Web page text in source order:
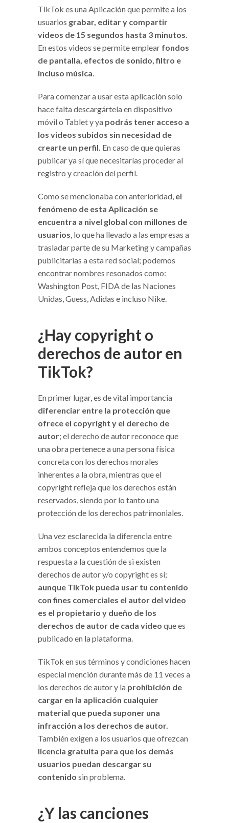
TikTok es una Aplicación que permite a los
usuarios grabar, editar y compartir
videos de 15 segundos hasta 3 minutos.
En estos videos se permite emplear fondos
de pantalla, efectos de sonido, filtro e
incluso música.
Para comenzar a usar esta aplicación solo
hace falta descargártela en dispositivo
móvil o Tablet y ya podrás tener acceso a
los videos subidos sin necesidad de
crearte un perfil. En caso de que quieras
publicar ya sí que necesitarías proceder al
registro y creación del perfil.
Como se mencionaba con anterioridad, el
fenómeno de esta Aplicación se
encuentra a nivel global con millones de
usuarios, lo que ha llevado a las empresas a
trasladar parte de su Marketing y campañas
publicitarias a esta red social; podemos
encontrar nombres resonados como:
Washington Post, FIDA de las Naciones
Unidas, Guess, Adidas e incluso Nike.
¿Hay copyright o
derechos de autor en
TikTok?
En primer lugar, es de vital importancia
diferenciar entre la protección que
ofrece el copyright y el derecho de
autor; el derecho de autor reconoce que
una obra pertenece a una persona física
concreta con los derechos morales
inherentes a la obra, mientras que el
copyright refleja que los derechos están
reservados, siendo por lo tanto una
protección de los derechos patrimoniales.
Una vez esclarecida la diferencia entre
ambos conceptos entendemos que la
respuesta a la cuestión de si existen
derechos de autor y/o copyright es sí;
aunque TikTok pueda usar tu contenido
con fines comerciales el autor del video
es el propietario y dueño de los
derechos de autor de cada video que es
publicado en la plataforma.
TikTok en sus términos y condiciones hacen
especial mención durante más de 11 veces a
los derechos de autor y la prohibición de
cargar en la aplicación cualquier
material que pueda suponer una
infracción a los derechos de autor.
También exigen a los usuarios que ofrezcan
licencia gratuita para que los demás
usuarios puedan descargar su
contenido sin problema.
¿Y las canciones